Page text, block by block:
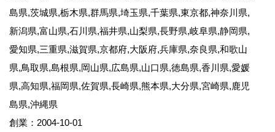
島県,茨城県,栃木県,群馬県,埼玉県,千葉県,東京都,神奈川県,
新潟県,富山県,石川県,福井県,山梨県,長野県,岐阜県,静岡県,
愛知県,三重県,滋賀県,京都府,大阪府,兵庫県,奈良県,和歌山
県,鳥取県,島根県,岡山県,広島県,山口県,徳島県,香川県,愛媛
県,高知県,福岡県,佐賀県,長崎県,熊本県,大分県,宮崎県,鹿児
島県,沖縄県
創業：2004-10-01